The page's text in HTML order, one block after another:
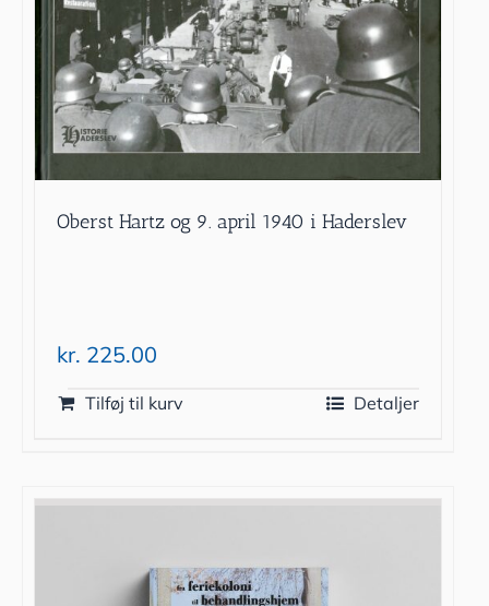
Oberst Hartz og 9. april 1940 i Haderslev
kr. 225.00
Tilføj til kurv Detaljer